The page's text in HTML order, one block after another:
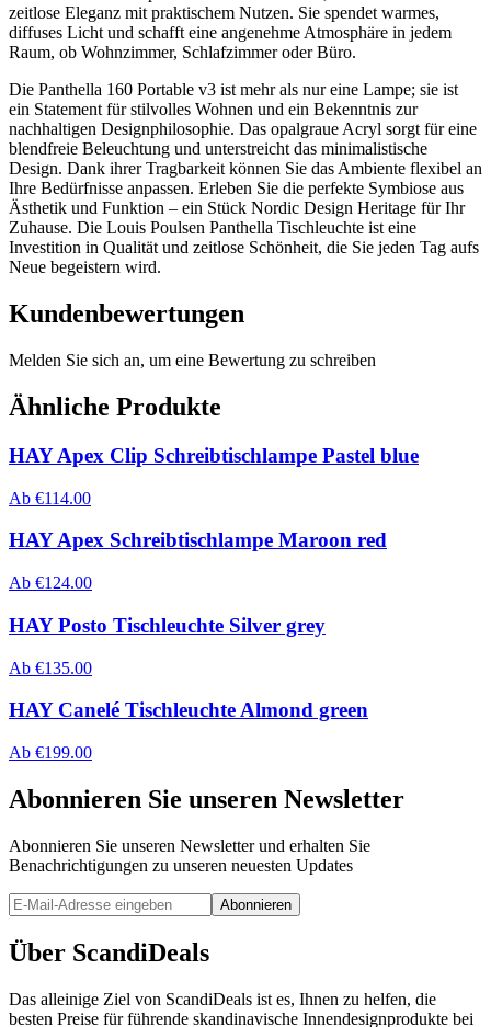
zeitlose Eleganz mit praktischem Nutzen. Sie spendet warmes,
diffuses Licht und schafft eine angenehme Atmosphäre in jedem
Raum, ob Wohnzimmer, Schlafzimmer oder Büro.
Die Panthella 160 Portable v3 ist mehr als nur eine Lampe; sie ist
ein Statement für stilvolles Wohnen und ein Bekenntnis zur
nachhaltigen Designphilosophie. Das opalgraue Acryl sorgt für eine
blendfreie Beleuchtung und unterstreicht das minimalistische
Design. Dank ihrer Tragbarkeit können Sie das Ambiente flexibel an
Ihre Bedürfnisse anpassen. Erleben Sie die perfekte Symbiose aus
Ästhetik und Funktion – ein Stück Nordic Design Heritage für Ihr
Zuhause. Die Louis Poulsen Panthella Tischleuchte ist eine
Investition in Qualität und zeitlose Schönheit, die Sie jeden Tag aufs
Neue begeistern wird.
Kundenbewertungen
Melden Sie sich an, um eine Bewertung zu schreiben
Ähnliche Produkte
HAY Apex Clip Schreibtischlampe Pastel blue
Ab €114.00
HAY Apex Schreibtischlampe Maroon red
Ab €124.00
HAY Posto Tischleuchte Silver grey
Ab €135.00
HAY Canelé Tischleuchte Almond green
Ab €199.00
Abonnieren Sie unseren Newsletter
Abonnieren Sie unseren Newsletter und erhalten Sie
Benachrichtigungen zu unseren neuesten Updates
Abonnieren
Über ScandiDeals
Das alleinige Ziel von ScandiDeals ist es, Ihnen zu helfen, die
besten Preise für führende skandinavische Innendesignprodukte bei